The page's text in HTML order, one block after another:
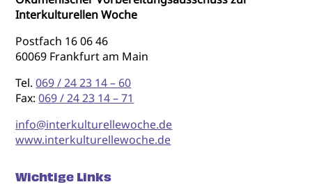
Interkulturellen Woche
Postfach 16 06 46
60069 Frankfurt am Main
Tel.069 / 24 23 14 – 60
Fax:069 / 24 23 14 – 71
info@interkulturellewoche.de
www.interkulturellewoche.de
Wichtige Links